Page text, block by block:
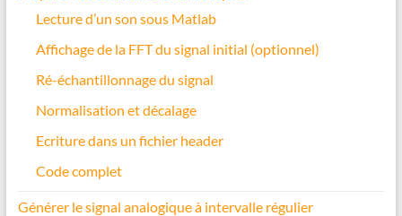
Lecture d’un son sous Matlab
Affichage de la FFT du signal initial (optionnel)
Ré-échantillonnage du signal
Normalisation et décalage
Ecriture dans un fichier header
Code complet
Générer le signal analogique à intervalle régulier